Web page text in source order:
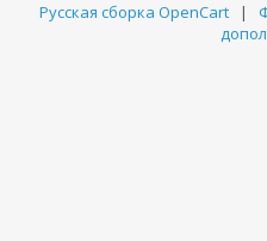
Русская сборка OpenCart |